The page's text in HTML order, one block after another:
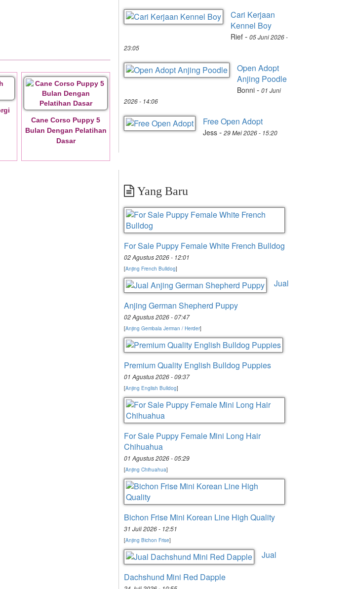
Cane Corso Puppy 5
Bulan Dengan Pelatihan
Dasar
Cari Kerjaan
Kennel Boy
Rief - 05 Juni 2026 -
23:05
Open Adopt
Anjing Poodle
Bonni - 01 Juni
2026 - 14:06
Free Open Adopt
Jess - 29 Mei 2026 - 15:20
Yang Baru
For Sale Puppy Female White French Bulldog
02 Agustus 2026 - 12:01
[Anjing French Bulldog]
Jual
Anjing German Shepherd Puppy
02 Agustus 2026 - 07:47
[Anjing Gembala Jerman / Herder]
Premium Quality English Bulldog Puppies
01 Agustus 2026 - 09:37
[Anjing English Bulldog]
For Sale Puppy Female Mini Long Hair
Chihuahua
01 Agustus 2026 - 05:29
[Anjing Chihuahua]
Bichon Frise Mini Korean Line High Quality
31 Juli 2026 - 12:51
[Anjing Bichon Frise]
Jual
Dachshund Mini Red Dapple